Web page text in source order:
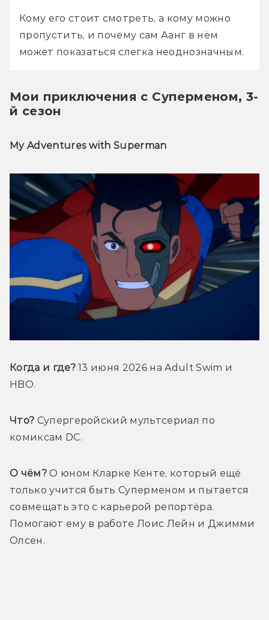
Кому его стоит смотреть, а кому можно
пропустить, и почему сам Аанг в нём
может показаться слегка неоднозначным.
Мои приключения с Суперменом, 3-
й сезон
My Adventures with Superman
Когда и где? 13 июня 2026 на Adult Swim и
HBO.
Что? Супергеройский мультсериал по
комиксам DC.
О чём? О юном Кларке Кенте, который ещё
только учится быть Суперменом и пытается
совмещать это с карьерой репортёра.
Помогают ему в работе Лоис Лейн и Джимми
Олсен.